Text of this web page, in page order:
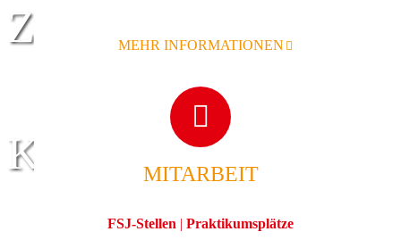
Zentrum für
Kinder
MEHR INFORMATIONEN
MITARBEIT
FSJ-Stellen | Praktikumsplätze